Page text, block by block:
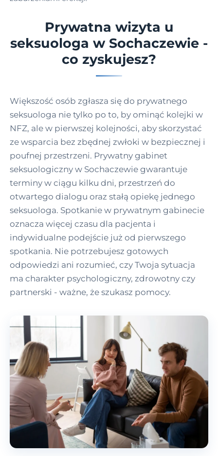
Prywatna wizyta u
seksuologa w Sochaczewie -
co zyskujesz?
Większość osób zgłasza się do prywatnego
seksuologa nie tylko po to, by ominąć kolejki w
NFZ, ale w pierwszej kolejności, aby skorzystać
ze wsparcia bez zbędnej zwłoki w bezpiecznej i
poufnej przestrzeni. Prywatny gabinet
seksuologiczny w Sochaczewie gwarantuje
terminy w ciągu kilku dni, przestrzeń do
otwartego dialogu oraz stałą opiekę jednego
seksuologa. Spotkanie w prywatnym gabinecie
oznacza więcej czasu dla pacjenta i
indywidualne podejście już od pierwszego
spotkania. Nie potrzebujesz gotowych
odpowiedzi ani rozumieć, czy Twoja sytuacja
ma charakter psychologiczny, zdrowotny czy
partnerski - ważne, że szukasz pomocy.